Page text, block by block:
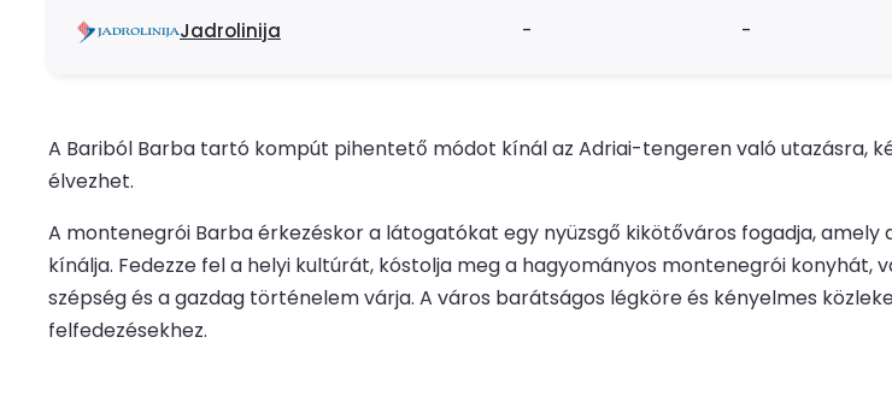
Jadrolinija - -
A Bariból Barba tartó kompút pihentető módot kínál az Adriai-tengeren való utazásra,
élvezhet.
A montenegrói Barba érkezéskor a látogatókat egy nyüzsgő kikötőváros fogadja,
kínálja. Fedezze fel a helyi kultúrát, kóstolja meg a hagyományos montenegrói
szépség és a gazdag történelem várja. A város barátságos légköre és kényelmes
felfedezésekhez.